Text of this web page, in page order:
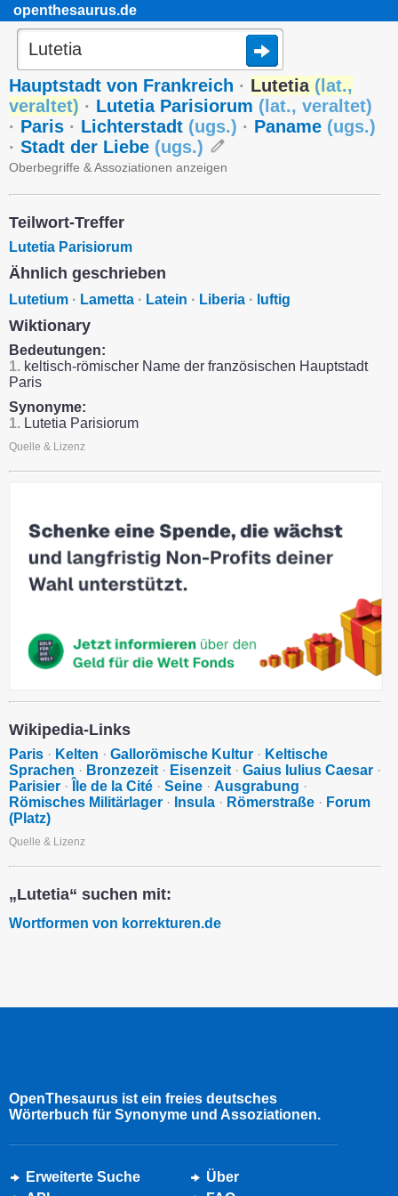
openthesaurus.de
Hauptstadt von Frankreich · Lutetia ( lat.,
veraltet) · Lutetia Parisiorum ( lat., veraltet)
· Paris · Lichterstadt (ugs.) · Paname (ugs.)
· Stadt der Liebe (ugs.)
Oberbegriffe & Assoziationen anzeigen
Teilwort-Treffer
Lutetia Parisiorum
Ähnlich geschrieben
Lutetium · Lametta · Latein · Liberia · luftig
Wiktionary
Bedeutungen:
1. keltisch-römischer Name der französischen Hauptstadt
Paris
Synonyme:
1. Lutetia Parisiorum
Quelle & Lizenz
Wikipedia-Links
Paris · Kelten · Gallorömische Kultur · Keltische
Sprachen · Bronzezeit · Eisenzeit · Gaius Iulius Caesar ·
Parisier · Île de la Cité · Seine · Ausgrabung ·
Römisches Militärlager · Insula · Römerstraße · Forum
(Platz)
Quelle & Lizenz
„Lutetia“ suchen mit:
Wortformen von korrekturen.de
OpenThesaurus ist ein freies deutsches
Wörterbuch für Synonyme und Assoziationen.
Erweiterte Suche
Über